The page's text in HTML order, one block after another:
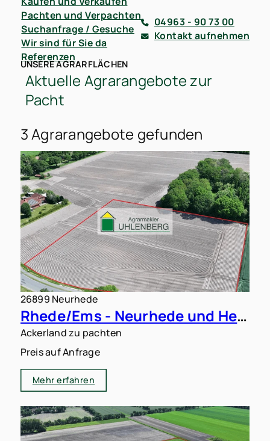
Pachten und Verpachten
Suchanfrage / Gesuche
Wir sind für Sie da
Referenzen
04963 - 90 73 00
Kontakt aufnehmen
UNSERE AGRARFLÄCHEN
Aktuelle Agrarangebote zur
Pacht
3 Agrarangebote gefunden
26899 Neurhede
Rhede/Ems - Neurhede und Heede: 17 ha Ackerland zu verpachten
Ackerland zu pachten
Preis auf Anfrage
Mehr erfahren